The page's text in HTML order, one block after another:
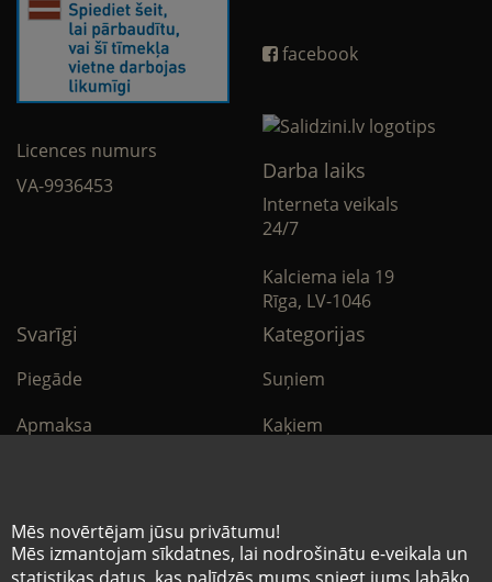
Mēs novērtējam jūsu privātumu!
Mēs izmantojam sīkdatnes, lai nodrošinātu e-veikala un
Licences numurs
VA-9936453
facebook
Darba laiks
Interneta veikals
24/7
Kalciema iela 19
Rīga, LV-1046
Svarīgi
Piegāde
Apmaksa
Sīkdatņu noteikumi
Kategorijas
Suņiem
Kaķiem